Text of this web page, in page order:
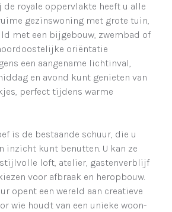
de royale oppervlakte heeft u alle
gezinswoning met grote tuin,
met een bijgebouw, zwembad of
oriëntatie
een aangename lichtinval,
en avond kunt genieten van
perfect tijdens warme
is de bestaande schuur, die u
inzicht kunt benutten. U kan ze
stijlvolle loft, atelier, gastenverblijf
voor afbraak en heropbouw.
opent een wereld aan creatieve
wie houdt van een unieke woon-